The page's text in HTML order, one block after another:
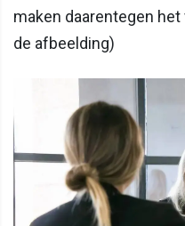
maken daarentegen
de afbeelding)